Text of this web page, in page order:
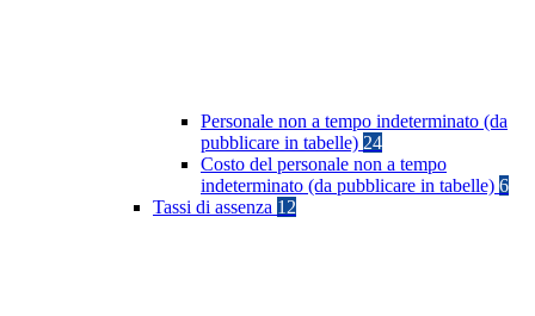
Personale non a tempo indeterminato (da
pubblicare in tabelle) 24
Costo del personale non a tempo
indeterminato (da pubblicare in tabelle) 6
Tassi di assenza 12